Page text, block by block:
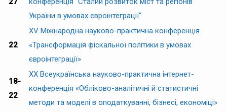
України в умовах євроінтеграції"
22
XV Міжнародна науково-практична конференція
«Трансформація фіскальної політики в умовах
євроінтеграції»
18-
22
XX Всеукраїнська науково-практична інтернет-
конференція «Обліково-аналітичні й статистичні
методи та моделі в оподаткуванні, бізнесі, економіці»